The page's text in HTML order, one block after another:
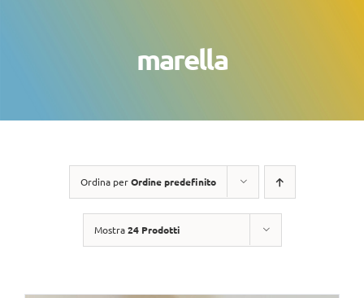
marella
Ordina perOrdine predefinito
Mostra24 Prodotti